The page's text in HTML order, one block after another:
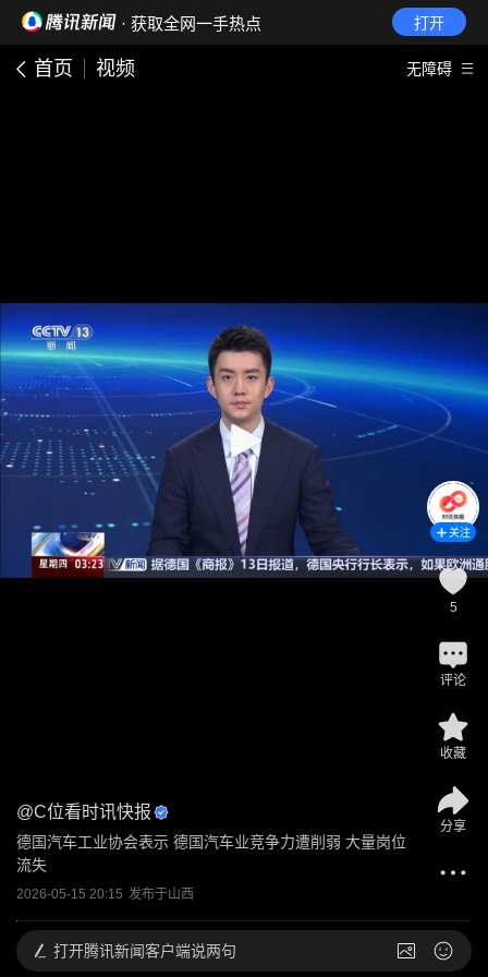
· 获取全网一手热点 打开
首页 视频 无障碍
@C位看时讯快报
德国汽车工业协会表示 德国汽车业竞争力遭削弱 大量岗位
流失
2026-05-15 20:15 发布于山西
关注
5
评论
收藏
分享
打开腾讯新闻客户端说两句